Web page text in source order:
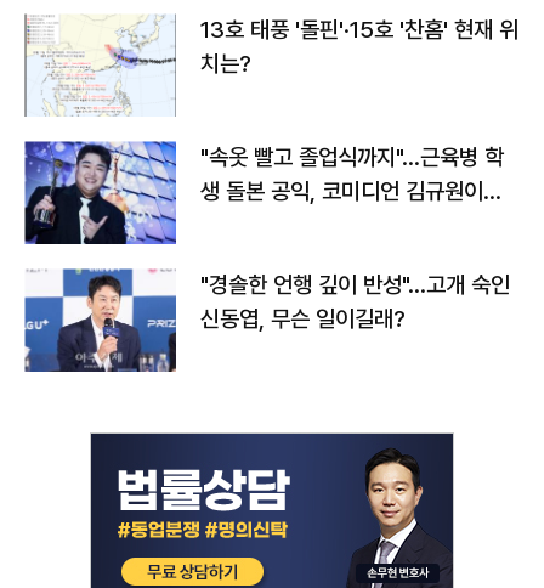
13호 태풍 '돌핀'·15호 '찬홈' 현재 위
치는?
"속옷 빨고 졸업식까지"…근육병 학
생 돌본 공익, 코미디언 김규원이었
"경솔한 언행 깊이 반성"…고개 숙인
신동엽, 무슨 일이길래?